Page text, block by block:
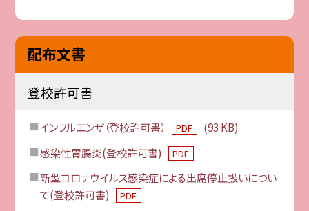
配布文書
登校許可書
インフルエンザ（登校許可書） PDF
(93 KB)
感染性胃腸炎(登校許可書)
PDF
新型コロナウイルス感染症による出席停止扱いについ
て(登校許可書)
PDF